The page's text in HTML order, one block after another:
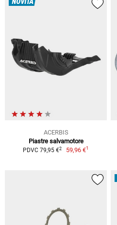
NOVITÀ
ACERBIS
Piastre salvamotore
PDVC 79,95 €2 59,96 €1